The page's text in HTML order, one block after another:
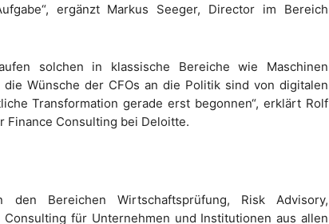
ergänzt Markus Seeger, Director im Bereich
solchen in klassische Bereiche wie Maschinen
Wünsche der CFOs an die Politik sind von digitalen
Transformation gerade erst begonnen“, erklärt Rolf
Finance Consulting bei Deloitte.
Bereichen Wirtschaftsprüfung, Risk Advisory,
für Unternehmen und Institutionen aus allen